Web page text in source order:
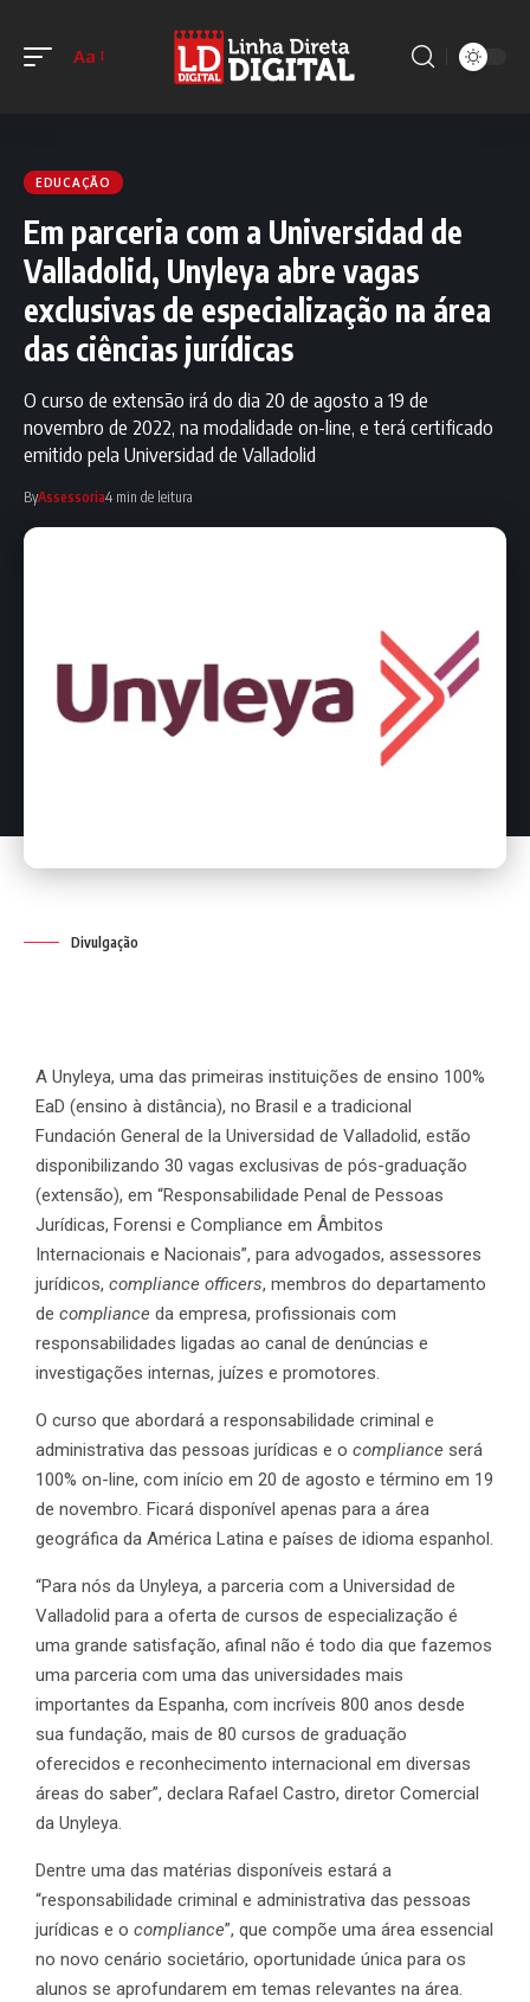
Aa
EDUCAÇÃO
Em parceria com a Universidad de
Valladolid, Unyleya abre vagas
exclusivas de especialização na área
das ciências jurídicas
O curso de extensão irá do dia 20 de agosto a 19 de
novembro de 2022, na modalidade on-line, e terá certificado
emitido pela Universidad de Valladolid
ByAssessoria4 min de leitura
Divulgação
A Unyleya, uma das primeiras instituições de ensino 100%
EaD (ensino à distância), no Brasil e a tradicional
Fundación General de la Universidad de Valladolid, estão
disponibilizando 30 vagas exclusivas de pós-graduação
(extensão), em “Responsabilidade Penal de Pessoas
Jurídicas, Forensi e Compliance em Âmbitos
Internacionais e Nacionais”, para advogados, assessores
jurídicos, compliance officers, membros do departamento
de compliance da empresa, profissionais com
responsabilidades ligadas ao canal de denúncias e
investigações internas, juízes e promotores.
O curso que abordará a responsabilidade criminal e
administrativa das pessoas jurídicas e o compliance será
100% on-line, com início em 20 de agosto e término em 19
de novembro. Ficará disponível apenas para a área
geográfica da América Latina e países de idioma espanhol.
“Para nós da Unyleya, a parceria com a Universidad de
Valladolid para a oferta de cursos de especialização é
uma grande satisfação, afinal não é todo dia que fazemos
uma parceria com uma das universidades mais
importantes da Espanha, com incríveis 800 anos desde
sua fundação, mais de 80 cursos de graduação
oferecidos e reconhecimento internacional em diversas
áreas do saber”, declara Rafael Castro, diretor Comercial
da Unyleya.
Dentre uma das matérias disponíveis estará a
“responsabilidade criminal e administrativa das pessoas
jurídicas e o compliance”, que compõe uma área essencial
no novo cenário societário, oportunidade única para os
alunos se aprofundarem em temas relevantes na área.